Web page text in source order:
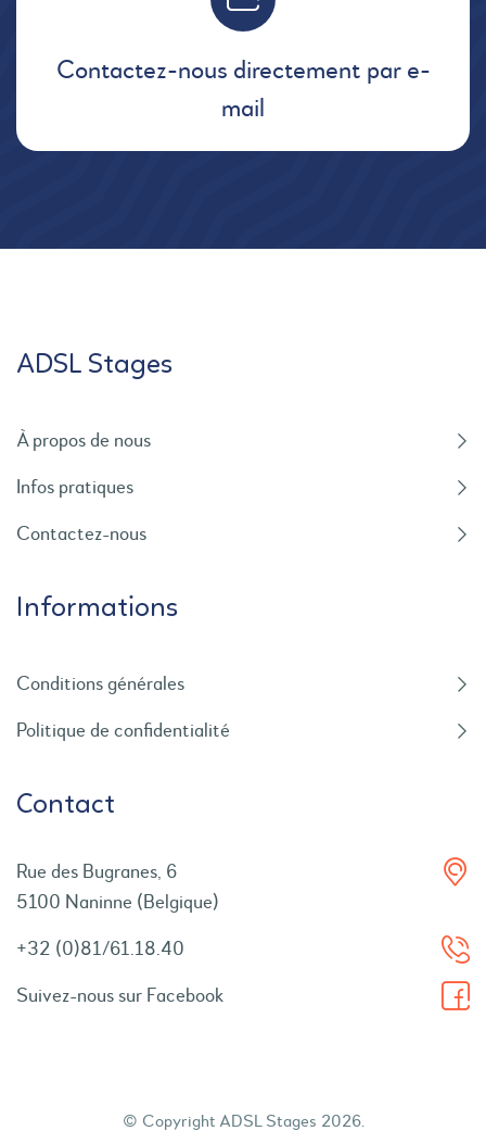
Contactez-nous directement par e-
mail
ADSL Stages
À propos de nous
Infos pratiques
Contactez-nous
Informations
Conditions générales
Politique de confidentialité
Contact
Rue des Bugranes, 6
5100 Naninne (Belgique)
+32 (0)81/61.18.40
Suivez-nous sur Facebook
© Copyright ADSL Stages 2026.